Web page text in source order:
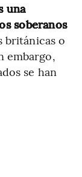
una
soberanos
británicas o
embargo,
se han